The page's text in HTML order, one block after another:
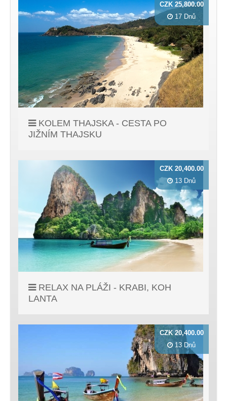
KOLEM THAJSKA - CESTA PO
JIŽNÍM THAJSKU
CZK 25,800.00
17 Dnů
RELAX NA PLÁŽI - KRABI, KOH
LANTA
CZK 20,400.00
13 Dnů
CZK 20,400.00
13 Dnů